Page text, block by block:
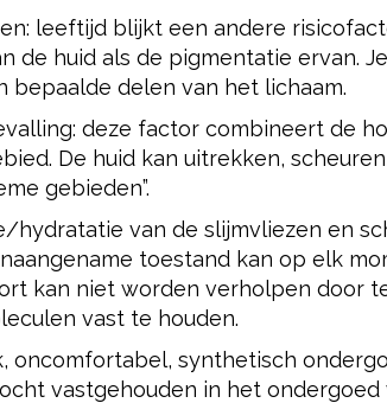
leeftijd blijkt een andere
de huid als de pigmentatie ervan.
bepaalde delen van het lichaam.
deze factor combineert de
De huid kan uitrekken,
gebieden”.
hydratatie van de slijmvliezen en
toestand kan op elk
kan niet worden verholpen door
vast te houden.
oncomfortabel, synthetisch
vastgehouden in het